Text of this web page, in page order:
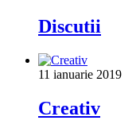
Discutii
11 ianuarie 2019
Creativ